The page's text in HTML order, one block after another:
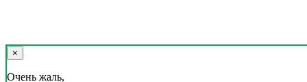
×
Очень жаль,